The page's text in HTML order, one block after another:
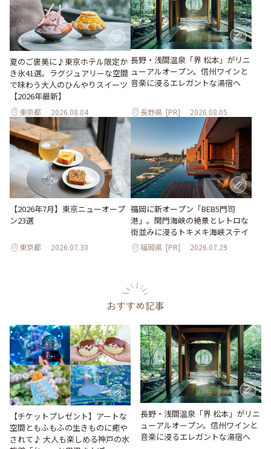
夏のご褒美に♪東京ホテル限定か
き氷41選。ラグジュアリーな空間
で味わう大人のひんやりスイーツ
【2026年最新】
東京都 2026.08.04
長野・浅間温泉「界 松本」がリニ
ューアルオープン。信州ワインと
音楽に浸るエレガントな湯宿へ
長野県 [PR] 2026.08.05
【2026年7月】東京ニューオープ
ン23選
東京都 2026.07.30
福岡に新オープン「BEB5門司
港」。関門海峡の絶景とレトロな
街並みに浸るトキメキ海峡ステイ
福岡県 [PR] 2026.07.29
おすすめ記事
【チケットプレゼント】アートな
空間ともふもふの生きものに癒や
されて♪ 大人も楽しめる神戸の水
長野・浅間温泉「界 松本」がリニ
ューアルオープン。信州ワインと
音楽に浸るエレガントな湯宿へ